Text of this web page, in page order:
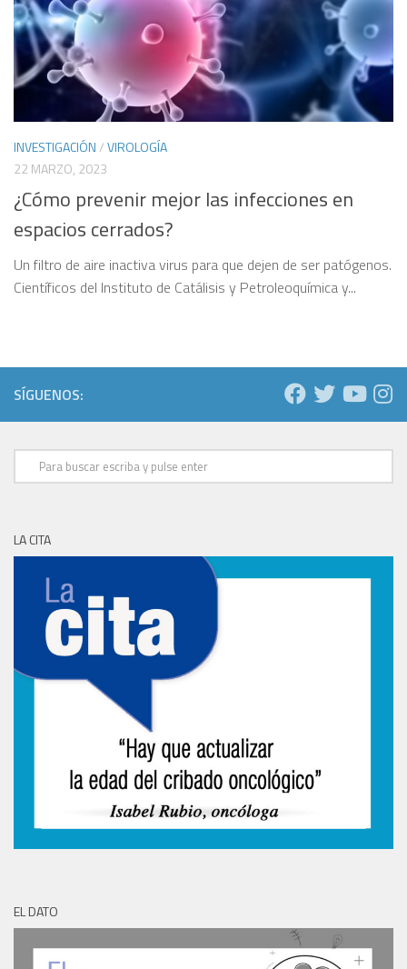
INVESTIGACIÓN/VIROLOGÍA
22 MARZO, 2023
¿Cómo prevenir mejor las infecciones en
espacios cerrados?
Un filtro de aire inactiva virus para que dejen de ser patógenos.
Científicos del Instituto de Catálisis y Petroleoquímica y...
SÍGUENOS:
LA CITA
EL DATO